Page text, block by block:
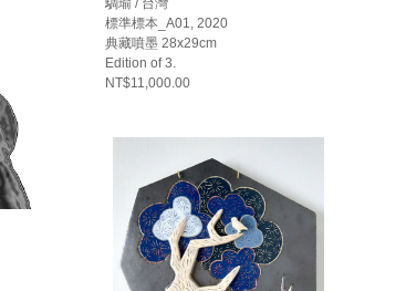
騆瑜 / 台灣
標準標本_A01, 2020
典藏噴墨 28x29cm
Edition of 3.
NT$11,000.00